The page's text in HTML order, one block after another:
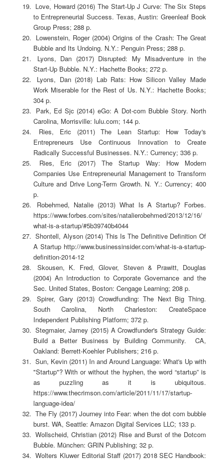
Love, Howard (2016) The Start-Up J Curve: The Six Steps
to Entrepreneurial Success. Texas, Austin: Greenleaf Book
Group Press; 288 p.
Lowenstein, Roger (2004) Origins of the Crash: The Great
Bubble and Its Undoing. N.Y.: Penguin Press; 288 p.
Lyons, Dan (2017) Disrupted: My Misadventure in the
Start-Up Bubble. N.Y.: Hachette Books; 272 p.
Lyons, Dan (2018) Lab Rats: How Silicon Valley Made
Work Miserable for the Rest of Us. N.Y.: Hachette Books;
304 p.
Park, Ed Sjc (2014) eGo: A Dot-com Bubble Story. North
Carolina, Morrisville: lulu.com; 144 p.
Ries, Eric (2011) The Lean Startup: How Today's
Entrepreneurs Use Continuous Innovation to Create
Radically Successful Businesses. N.Y.: Currency; 336 p.
Ries, Eric (2017) The Startup Way: How Modern
Companies Use Entrepreneurial Management to Transform
Culture and Drive Long-Term Growth. N. Y.: Currency; 400
p.
Robehmed, Natalie (2013) What Is A Startup? Forbes.
https://www.forbes.com/sites/natalierobehmed/2013/12/16/
what-is-a-startup/#5b39740b4044
Shontell, Alyson (2014) This Is The Definitive Definition Of
A Startup http://www.businessinsider.com/what-is-a-startup-
definition-2014-12
Skousen, K. Fred, Glover, Steven & Prawitt, Douglas
(2004) An Introduction to Corporate Governance and the
Sec. United States, Boston: Cengage Learning; 208 p.
Spirer, Gary (2013) Crowdfunding: The Next Big Thing.
South Carolina, North Charleston: CreateSpace
Independent Publishing Platform; 372 p.
Stegmaier, Jamey (2015) A Crowdfunder's Strategy Guide:
Build a Better Business by Building Community. CA,
Oakland: Berrett-Koehler Publishers; 216 p.
Sun, Kevin (2011) In and Around Language: What's Up with
"Startup"? With or without the hyphen, the word “startup” is
as puzzling as it is ubiquitous.
https://www.thecrimson.com/article/2011/11/17/startup-
language-idea/
The Fly (2017) Journey into Fear: when the dot com bubble
burst. WA, Seattle: Amazon Digital Services LLC; 133 p.
Wollscheid, Christian (2012) Rise and Burst of the Dotcom
Bubble. München: GRIN Publishing; 32 p.
Wolters Kluwer Editorial Staff (2017) 2018 SEC Handbook: